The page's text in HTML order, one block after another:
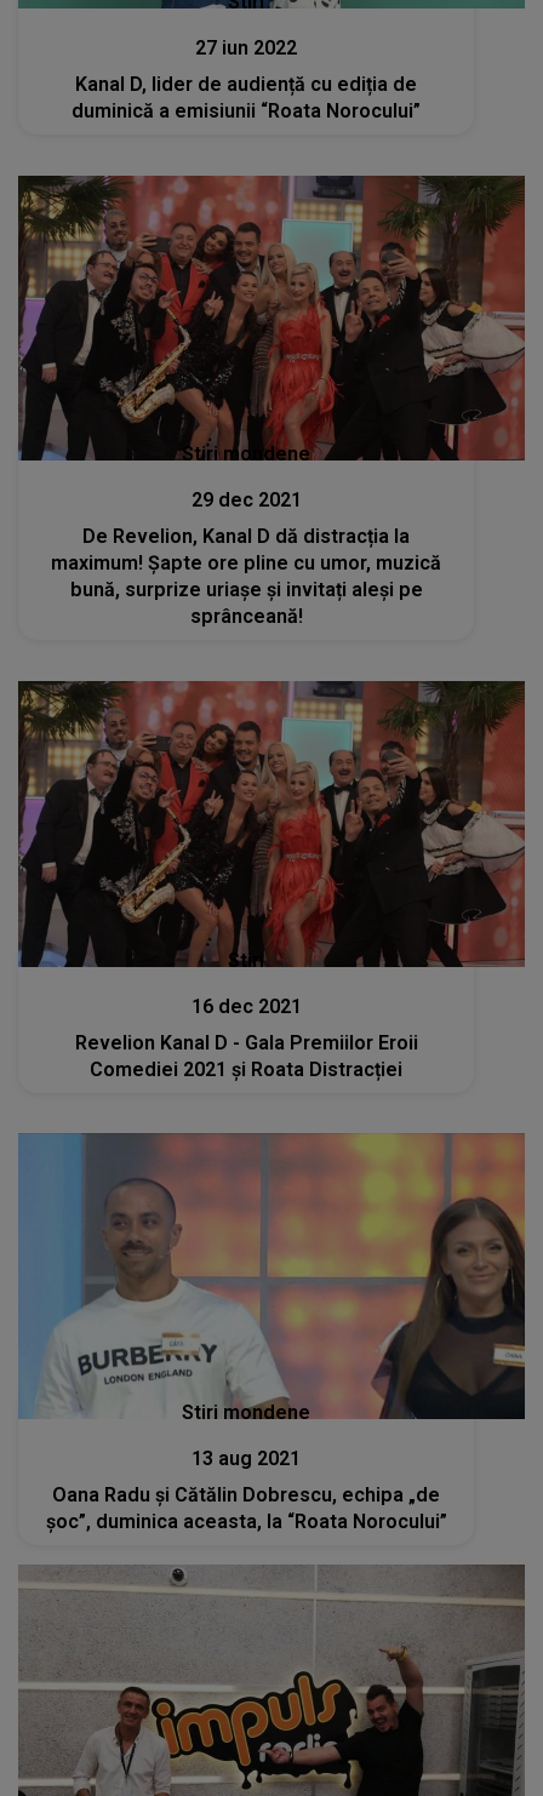
27 iun 2022
Kanal D, lider de audiență cu ediția de
duminică a emisiunii “Roata Norocului”
Stiri mondene
29 dec 2021
De Revelion, Kanal D dă distracția la
maximum! Șapte ore pline cu umor, muzică
bună, surprize uriașe și invitați aleși pe
sprânceană!
Stiri
16 dec 2021
Revelion Kanal D - Gala Premiilor Eroii
Comediei 2021 și Roata Distracției
Stiri mondene
13 aug 2021
Oana Radu și Cătălin Dobrescu, echipa „de
șoc”, duminica aceasta, la “Roata Norocului”